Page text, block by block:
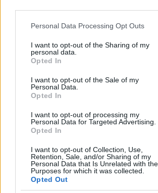
Please note that this website/app uses one
not limited to your visit or usage behaviour.
grant or deny consent to Google and its
use your data for below specified purposes
consent section.
Personal Data Processing Opt Outs
I want to opt-out of the Sharing of my
personal data.
Opted In
I want to opt-out of the Sale of my
Personal Data.
Opted In
I want to opt-out of processing my
Personal Data for Targeted Advertising.
Opted In
I want to opt-out of Collection, Use,
Retention, Sale, and/or Sharing of my
Personal Data that Is Unrelated with the
Purposes for which it was collected.
Opted Out
Αν χρειαστεί να σηκωθείτε κατά τη
γεύματος, μην την ακουμπήσετε στο
πίσω / πάνω στην καρέκλα. Η σωστή
σας. Έτσι αποφεύγονται τόσο οι
αίσθηση ακαταστασίας.